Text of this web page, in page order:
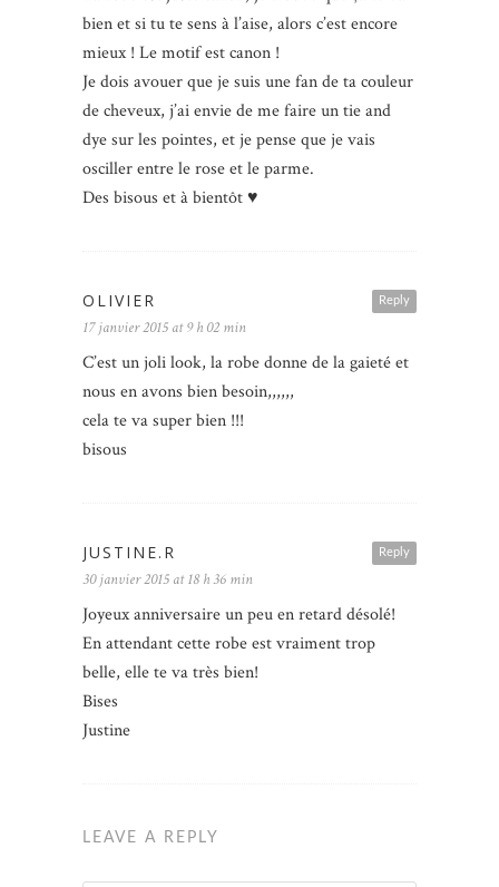
bien et si tu te sens à l’aise, alors c’est encore
mieux ! Le motif est canon !
Je dois avouer que je suis une fan de ta couleur
de cheveux, j’ai envie de me faire un tie and
dye sur les pointes, et je pense que je vais
osciller entre le rose et le parme.
Des bisous et à bientôt ♥
Reply
OLIVIER
17 janvier 2015 at 9 h 02 min
C’est un joli look, la robe donne de la gaieté et
nous en avons bien besoin,,,,,,
cela te va super bien !!!
bisous
Reply
JUSTINE.R
30 janvier 2015 at 18 h 36 min
Joyeux anniversaire un peu en retard désolé!
En attendant cette robe est vraiment trop
belle, elle te va très bien!
Bises
Justine
LEAVE A REPLY